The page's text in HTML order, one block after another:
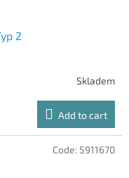
2
Skladem
Add to cart
Code: 5911670